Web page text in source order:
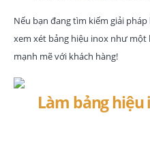
Nếu bạn đang tìm kiếm giải
xem xét bảng hiệu inox như
mạnh mẽ với khách hàng!